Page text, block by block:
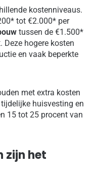
kostenniveaus.
tot €2.000* per
tussen de €1.500*
Deze hogere kosten
en vaak beperkte
met extra kosten
huisvesting en
15 tot 25 procent van
zijn het